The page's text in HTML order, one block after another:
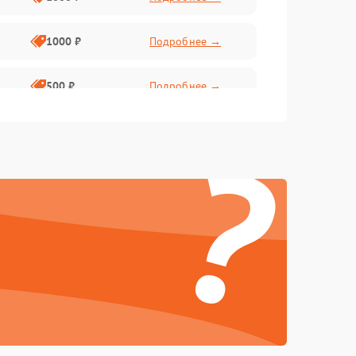
1000 ₽ Подробнее →
500 ₽ Подробнее →
1000 ₽ Подробнее →
Подробнее →
1000 ₽ Подробнее →
?